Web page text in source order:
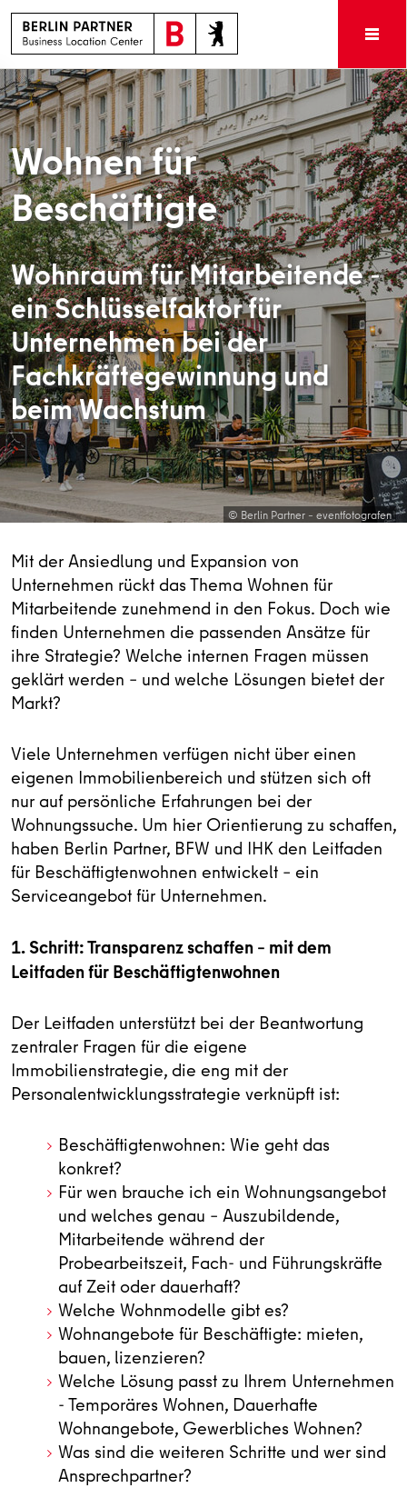
© Berlin Partner – eventfotografen
Wohnen für
Beschäftigte
Wohnraum für Mitarbeitende -
ein Schlüsselfaktor für
Unternehmen bei der
Fachkräftegewinnung und
beim Wachstum
Mit der Ansiedlung und Expansion von
Unternehmen rückt das Thema Wohnen für
Mitarbeitende zunehmend in den Fokus. Doch wie
finden Unternehmen die passenden Ansätze für
ihre Strategie? Welche internen Fragen müssen
geklärt werden – und welche Lösungen bietet der
Markt?
Viele Unternehmen verfügen nicht über einen
eigenen Immobilienbereich und stützen sich oft
nur auf persönliche Erfahrungen bei der
Wohnungssuche. Um hier Orientierung zu schaffen,
haben Berlin Partner, BFW und IHK den Leitfaden
für Beschäftigtenwohnen entwickelt – ein
Serviceangebot für Unternehmen.
1. Schritt: Transparenz schaffen – mit dem
Leitfaden für Beschäftigtenwohnen
Der Leitfaden unterstützt bei der Beantwortung
zentraler Fragen für die eigene
Immobilienstrategie, die eng mit der
Personalentwicklungsstrategie verknüpft ist:
Beschäftigtenwohnen: Wie geht das
konkret?
Für wen brauche ich ein Wohnungsangebot
und welches genau – Auszubildende,
Mitarbeitende während der
Probearbeitszeit, Fach- und Führungskräfte
auf Zeit oder dauerhaft?
Welche Wohnmodelle gibt es?
Wohnangebote für Beschäftigte: mieten,
bauen, lizenzieren?
Welche Lösung passt zu Ihrem Unternehmen
- Temporäres Wohnen, Dauerhafte
Wohnangebote, Gewerbliches Wohnen?
Was sind die weiteren Schritte und wer sind
Ansprechpartner?